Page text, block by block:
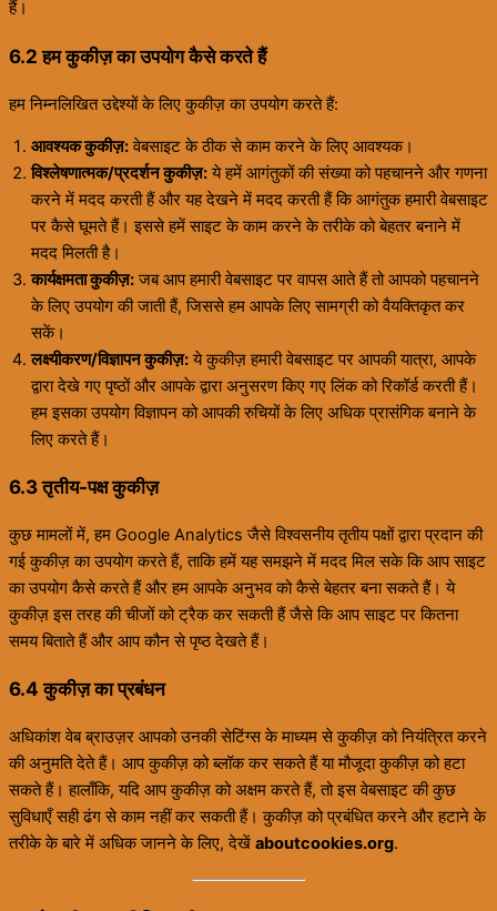
हैं।
6.2 हम कुकीज़ का उपयोग कैसे करते हैं
हम निम्नलिखित उद्देश्यों के लिए कुकीज़ का उपयोग करते हैं:
आवश्यक कुकीज़:वेबसाइट के ठीक से काम करने के लिए आवश्यक।
विश्लेषणात्मक/प्रदर्शन कुकीज़:ये हमें आगंतुकों की संख्या को पहचानने और गणना
करने में मदद करती हैं और यह देखने में मदद करती हैं कि आगंतुक हमारी वेबसाइट
पर कैसे घूमते हैं। इससे हमें साइट के काम करने के तरीके को बेहतर बनाने में
मदद मिलती है।
कार्यक्षमता कुकीज़:जब आप हमारी वेबसाइट पर वापस आते हैं तो आपको पहचानने
के लिए उपयोग की जाती हैं, जिससे हम आपके लिए सामग्री को वैयक्तिकृत कर
सकें।
लक्ष्यीकरण/विज्ञापन कुकीज़:ये कुकीज़ हमारी वेबसाइट पर आपकी यात्रा, आपके
द्वारा देखे गए पृष्ठों और आपके द्वारा अनुसरण किए गए लिंक को रिकॉर्ड करती हैं।
हम इसका उपयोग विज्ञापन को आपकी रुचियों के लिए अधिक प्रासंगिक बनाने के
लिए करते हैं।
6.3 तृतीय-पक्ष कुकीज़
कुछ मामलों में, हम Google Analytics जैसे विश्वसनीय तृतीय पक्षों द्वारा प्रदान की
गई कुकीज़ का उपयोग करते हैं, ताकि हमें यह समझने में मदद मिल सके कि आप साइट
का उपयोग कैसे करते हैं और हम आपके अनुभव को कैसे बेहतर बना सकते हैं। ये
कुकीज़ इस तरह की चीजों को ट्रैक कर सकती हैं जैसे कि आप साइट पर कितना
समय बिताते हैं और आप कौन से पृष्ठ देखते हैं।
6.4 कुकीज़ का प्रबंधन
अधिकांश वेब ब्राउज़र आपको उनकी सेटिंग्स के माध्यम से कुकीज़ को नियंत्रित करने
की अनुमति देते हैं। आप कुकीज़ को ब्लॉक कर सकते हैं या मौजूदा कुकीज़ को हटा
सकते हैं। हालाँकि, यदि आप कुकीज़ को अक्षम करते हैं, तो इस वेबसाइट की कुछ
सुविधाएँ सही ढंग से काम नहीं कर सकती हैं। कुकीज़ को प्रबंधित करने और हटाने के
तरीके के बारे में अधिक जानने के लिए, देखें aboutcookies.org.